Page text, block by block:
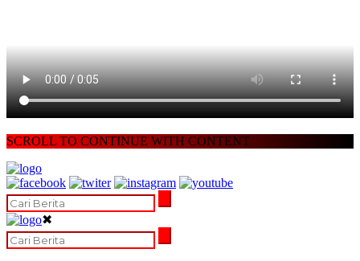
SCROLL TO CONTINUE WITH CONTENT
✖